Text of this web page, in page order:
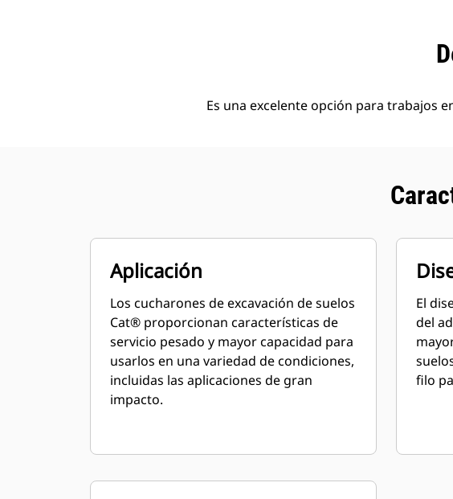
Es una excelente opción para trabajos
Aplicación
Los cucharones de excavación de suelos
Cat® proporcionan características de
servicio pesado y mayor capacidad para
usarlos en una variedad de condiciones,
incluidas las aplicaciones de gran
impacto.
El
del
filo